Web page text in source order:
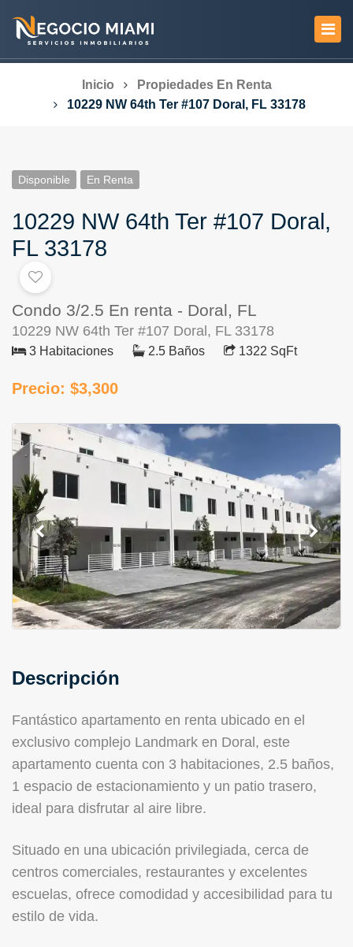
Inicio
Propiedades En Renta
10229 NW 64th Ter #107 Doral, FL 33178
Disponible En Renta
10229 NW 64th Ter #107 Doral,
FL 33178
Condo 3/2.5 En renta - Doral, FL
10229 NW 64th Ter #107 Doral, FL 33178
3 Habitaciones 2.5 Baños 1322 SqFt
Precio: $3,300
Descripción
Fantástico apartamento en renta ubicado en el
exclusivo complejo Landmark en Doral, este
apartamento cuenta con 3 habitaciones, 2.5 baños,
1 espacio de estacionamiento y un patio trasero,
ideal para disfrutar al aire libre.
Situado en una ubicación privilegiada, cerca de
centros comerciales, restaurantes y excelentes
escuelas, ofrece comodidad y accesibilidad para tu
estilo de vida.